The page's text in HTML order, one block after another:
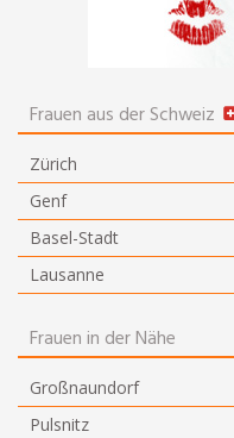
Frauen aus der Schweiz
Zürich
Genf
Basel-Stadt
Lausanne
Frauen in der Nähe
Großnaundorf
Pulsnitz